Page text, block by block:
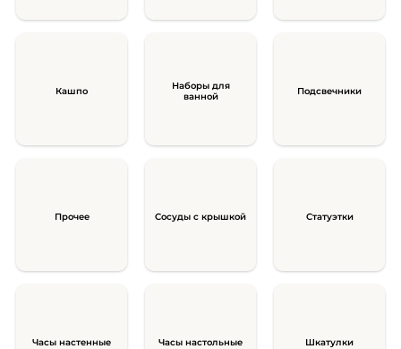
Кашпо
Наборы для
ванной
Подсвечники
Прочее Сосуды с крышкой Статуэтки
Часы настенные Часы настольные Шкатулки